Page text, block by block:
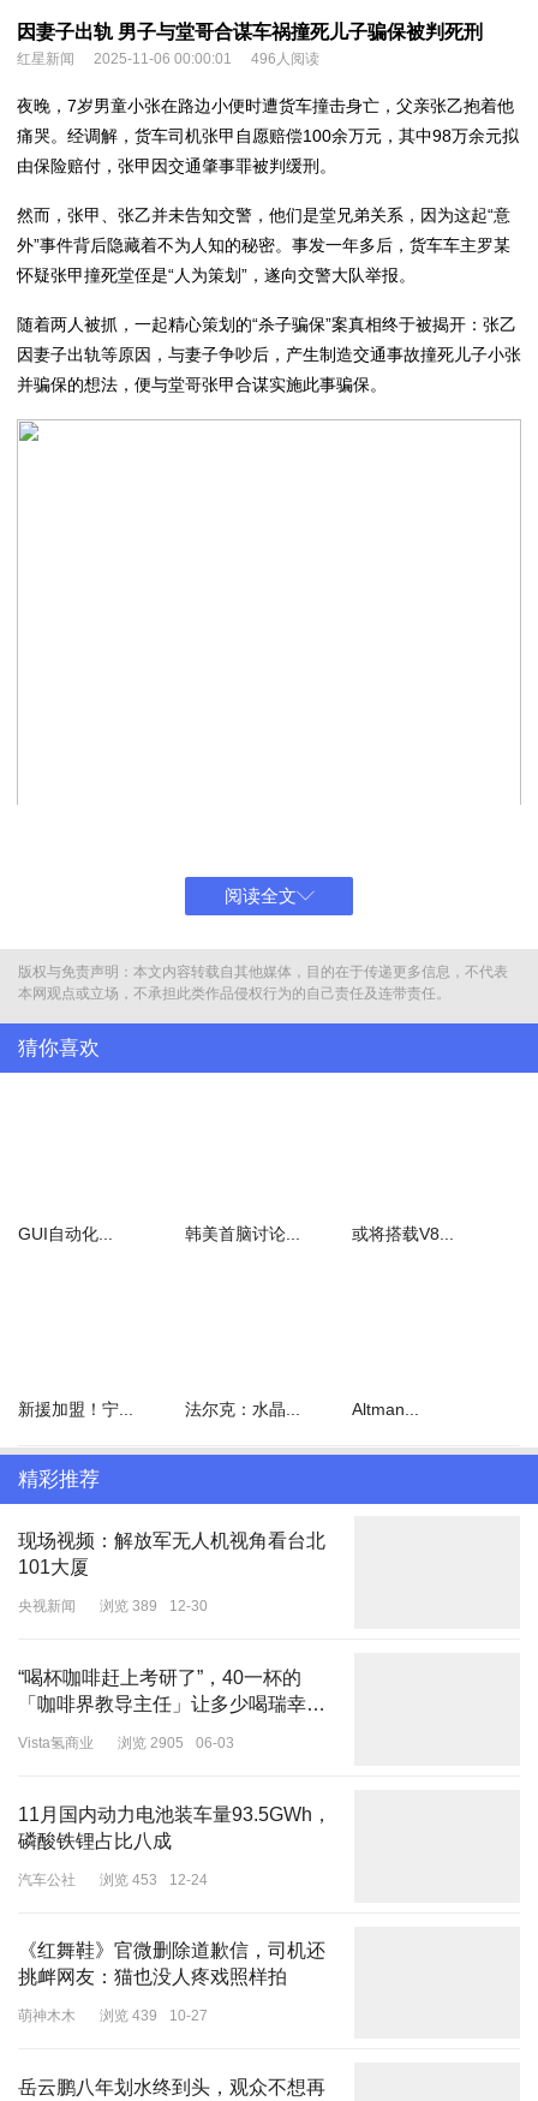
因妻子出轨 男子与堂哥合谋车祸撞死儿子骗保被判死刑
红星新闻 2025-11-06 00:00:01 496人阅读
夜晚，7岁男童小张在路边小便时遭货车撞击身亡，父亲张乙抱着他
痛哭。经调解，货车司机张甲自愿赔偿100余万元，其中98万余元拟
由保险赔付，张甲因交通肇事罪被判缓刑。
然而，张甲、张乙并未告知交警，他们是堂兄弟关系，因为这起“意
外”事件背后隐藏着不为人知的秘密。事发一年多后，货车车主罗某
怀疑张甲撞死堂侄是“人为策划”，遂向交警大队举报。
随着两人被抓，一起精心策划的“杀子骗保”案真相终于被揭开：张乙
因妻子出轨等原因，与妻子争吵后，产生制造交通事故撞死儿子小张
并骗保的想法，便与堂哥张甲合谋实施此事骗保。
童小张被撞倒在地，其父张乙抱着他哭泣。21时24分，120急救人员
到达现场，诊断小张已临床死亡。小张于2013年出生，事发时在读
小学。
达现场后，一名骑摩托车途经的男子称，当时小轿车停在路边，小张
自己低头设置手机导航，没注意到前方才导致追尾。
实际上，张乙、张甲系堂兄弟，关系密切，但他们在接受交警询问
时，均未告知交警两人的关系。2020年11月，当地交警大队出具责
驶员，货车投保了交强险和商业险。
肇事的货车保了交强险和商业险，图为保险示意图（资料图）
万元（含调解前罗某已垫付的4万元），其中保险核定理赔款98万余
元，张甲在保险公司理赔款外赔偿2万余元。同日，双方签订刑事和
解协议，小张家属对张甲表示谅解。
甲三人从小玩到大。事发次日，张乙回电话说张甲开车撞到他儿子，
阅读全文
版权与免责声明：本文内容转载自其他媒体，目的在于传递更多信息，不代表
本网观点或立场，不承担此类作品侵权行为的自己责任及连带责任。
猜你喜欢
GUI自动化... 韩美首脑讨论... 或将搭载V8...
新援加盟！宁... 法尔克：水晶... Altman...
精彩推荐
现场视频：解放军无人机视角看台北
101大厦
央视新闻 浏览 389 12-30
“喝杯咖啡赶上考研了”，40一杯的
「咖啡界教导主任」让多少喝瑞幸的
Vista氢商业 浏览 2905 06-03
11月国内动力电池装车量93.5GWh，
磷酸铁锂占比八成‌
汽车公社 浏览 453 12-24
《红舞鞋》官微删除道歉信，司机还
挑衅网友：猫也没人疼戏照样拍
萌神木木 浏览 439 10-27
岳云鹏八年划水终到头，观众不想再